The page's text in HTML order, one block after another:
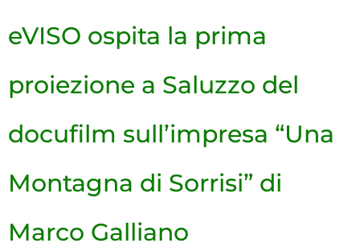
eVISO ospita la prima
proiezione a Saluzzo del
docufilm sull’impresa “Una
Montagna di Sorrisi” di
Marco Galliano